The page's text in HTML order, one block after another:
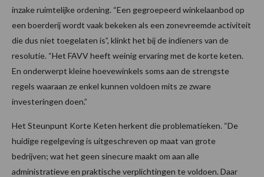
inzake ruimtelijke ordening. “Een gegroepeerd winkelaanbod op
een boerderij wordt vaak bekeken als een zonevreemde activiteit
die dus niet toegelaten is”, klinkt het bij de indieners van de
resolutie. “Het FAVV heeft weinig ervaring met de korte keten.
En onderwerpt kleine hoevewinkels soms aan de strengste
regels waaraan ze enkel kunnen voldoen mits ze zware
investeringen doen.”
Het Steunpunt Korte Keten herkent die problematieken. “De
huidige regelgeving is uitgeschreven op maat van grote
bedrijven; wat het geen sinecure maakt om aan alle
administratieve en praktische verplichtingen te voldoen. Daar